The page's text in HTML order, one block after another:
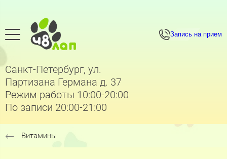
Запись на прием
Санкт-Петербург, ул.
Партизана Германа д. 37
Режим работы 10:00-20:00
По записи 20:00-21:00
Витамины